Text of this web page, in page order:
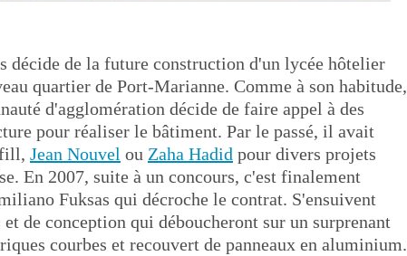
décide de la future construction d'un lycée hôtelier
quartier de Port-Marianne. Comme à son habitude,
d'agglomération décide de faire appel à des
pour réaliser le bâtiment. Par le passé, il avait
Jean Nouvel ou Zaha Hadid pour divers projets
En 2007, suite à un concours, c'est finalement
Fuksas qui décroche le contrat. S'ensuivent
et de conception qui déboucheront sur un surprenant
courbes et recouvert de panneaux en aluminium.